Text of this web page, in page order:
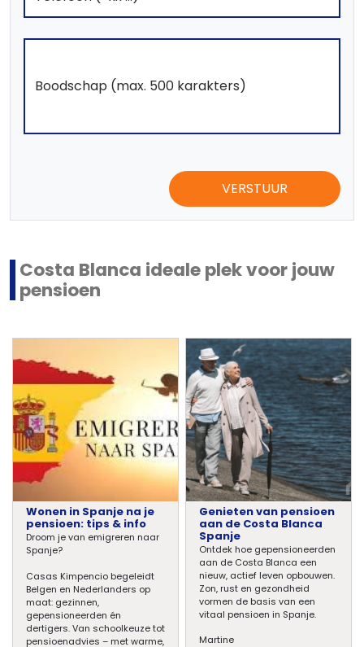
VERSTUUR
Costa Blanca ideale plek voor jouw
pensioen
Wonen in Spanje na je
pensioen: tips & info
Droom je van emigreren naar
Spanje?
Casas Kimpencio begeleidt
Belgen en Nederlanders op
maat: gezinnen,
gepensioneerden én
dertigers. Van schoolkeuze tot
pensioenadvies – met warme,
Genieten van pensioen
aan de Costa Blanca
Spanje
Ontdek hoe gepensioneerden
aan de Costa Blanca een
nieuw, actief leven opbouwen.
Zon, rust en gezondheid
vormen de basis van een
vitaal pensioen in Spanje.
Martine